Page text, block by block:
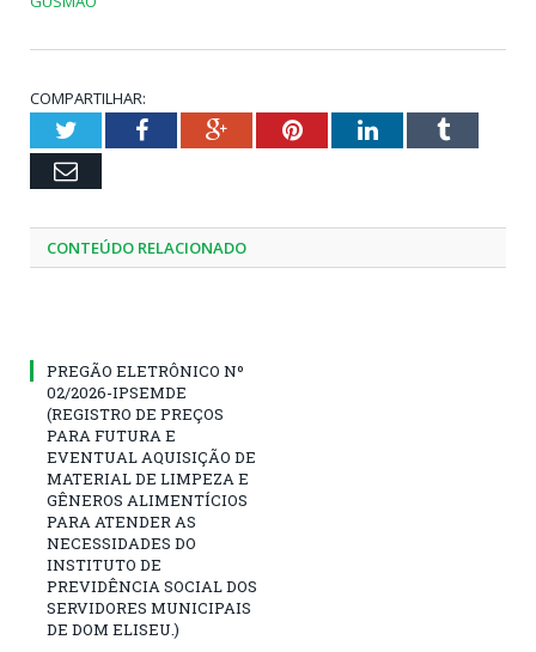
COMPARTILHAR:
TwitterFacebookGoogle+PinterestLinkedInTumblr
Email
CONTEÚDO RELACIONADO
PREGÃO ELETRÔNICO Nº
02/2026-IPSEMDE
(REGISTRO DE PREÇOS
PARA FUTURA E
EVENTUAL AQUISIÇÃO DE
MATERIAL DE LIMPEZA E
GÊNEROS ALIMENTÍCIOS
PARA ATENDER AS
NECESSIDADES DO
INSTITUTO DE
PREVIDÊNCIA SOCIAL DOS
SERVIDORES MUNICIPAIS
DE DOM ELISEU.)